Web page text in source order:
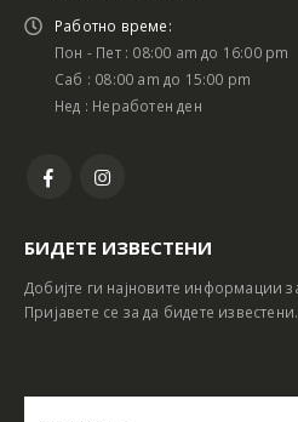
Работно време:
Пон - Пет : 08:00 am до 16:00 pm
Саб : 08:00 am до 15:00 pm
Нед : Неработен ден
БИДЕТЕ ИЗВЕСТЕНИ
Добијте ги најновите информации
Пријавете се за да бидете известени.